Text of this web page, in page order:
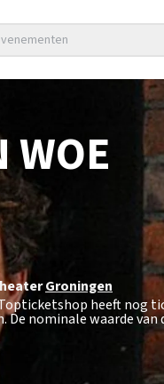
WOE
Groningen
heeft nog
De nominale waarde